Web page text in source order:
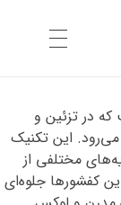
در تزئین و
می‌رود. این تکنیک
مختلفی از
کفشورها جلوه‌ای